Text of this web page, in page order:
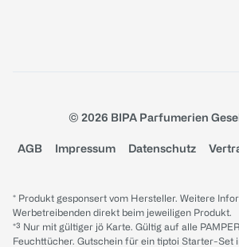
© 2026 BIPA Parfumerien
AGB Impressum Datenschutz
* Produkt gesponsert vom Hersteller. Weitere
Werbetreibenden direkt beim jeweiligen Produkt.
*³ Nur mit gültiger jö Karte. Gültig auf alle
Feuchttücher. Gutschein für ein tiptoi Starter-Set